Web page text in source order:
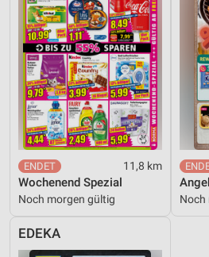
11,8 km
Wochenend Spezial
Noch morgen gültig Noch
EDEKA
Verwendung genauer
Geräte anhand von aktiv
Informationen identifizieren
Nicht-IAB-Verarbeitungszwecke:
Notwendig
Performance
Funktional